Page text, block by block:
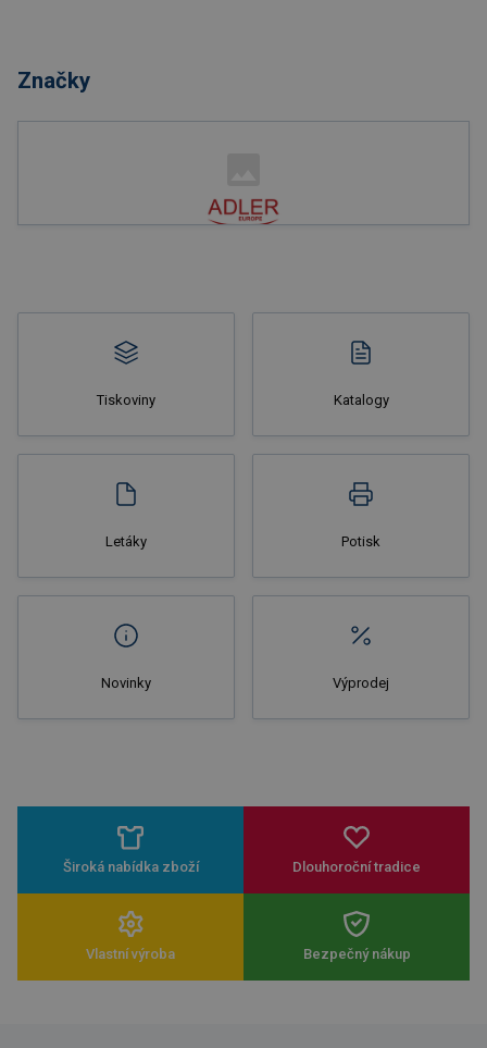
Značky
Tiskoviny Katalogy
Letáky Potisk
Novinky Výprodej
Široká nabídka zboží Dlouhoroční tradice
Vlastní výroba Bezpečný nákup